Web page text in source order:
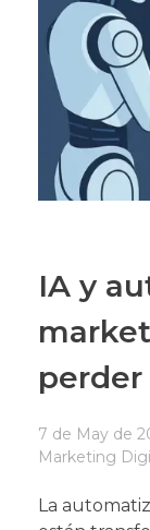
IA y
perder
7 de May de
Marketing
La